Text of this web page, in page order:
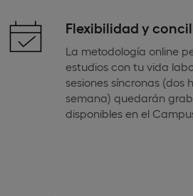
Flexibilidad y
La metodología online
estudios con tu vida
sesiones síncronas (dos
semana) quedarán
disponibles en el